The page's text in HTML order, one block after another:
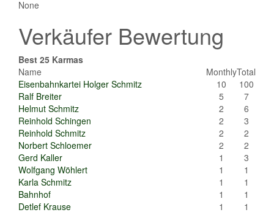
None
Verkäufer Bewertung
Best 25 Karmas
Name
MonthlyTotal
Eisenbahnkartei Holger Schmitz
10
100
Ralf Breiter
5
7
Helmut Schmitz
2
6
Reinhold Schingen
2
3
Reinhold Schmitz
2
2
Norbert Schloemer
2
2
Gerd Kaller
1
3
Wolfgang Wöhlert
1
1
Karla Schmitz
1
1
Bahnhof
1
1
Detlef Krause
1
1